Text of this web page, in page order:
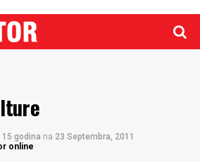
15 godina na 23 Septembra, 2011
online